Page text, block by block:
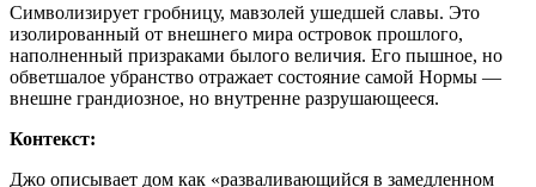
Символизирует гробницу, мавзолей ушедшей славы. Это
изолированный от внешнего мира островок прошлого,
наполненный призраками былого величия. Его пышное, но
обветшалое убранство отражает состояние самой Нормы —
внешне грандиозное, но внутренне разрушающееся.
Контекст:
Джо описывает дом как «разваливающийся в замедленном